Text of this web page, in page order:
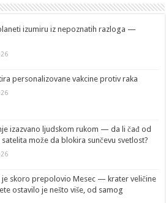
izumiru iz nepoznatih razloga —
personalizovane vakcine protiv raka
izazvano ljudskom rukom — da li čađ od
može da blokira sunčevu svetlost?
je skoro prepolovio Mesec — krater veličine
ostavilo je nešto više, od samog